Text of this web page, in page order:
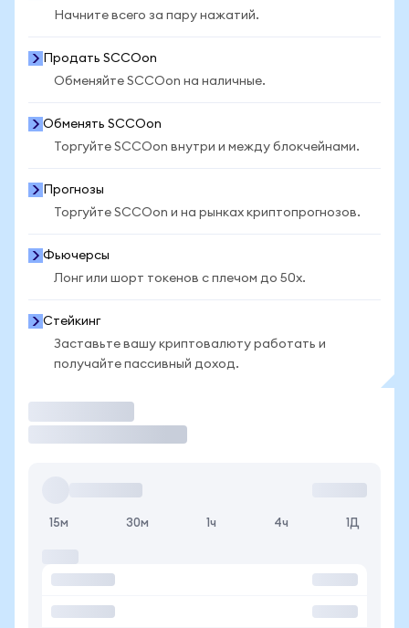
Начните всего за пару нажатий.
Продать SCCOon
Обменяйте SCCOon на наличные.
Обменять SCCOon
Торгуйте SCCOon внутри и между блокчейнами.
Прогнозы
Торгуйте SCCOon и на рынках криптопрогнозов.
Фьючерсы
Лонг или шорт токенов с плечом до 50x.
Стейкинг
Заставьте вашу криптовалюту работать и
получайте пассивный доход.
15м 30м 1ч 4ч 1Д